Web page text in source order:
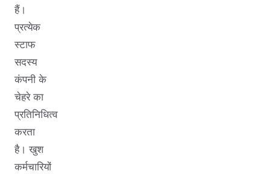
हैं।
प्रत्येक
स्टाफ
सदस्य
कंपनी के
चेहरे का
प्रतिनिधित्व
करता
है। खुश
कर्मचारियों